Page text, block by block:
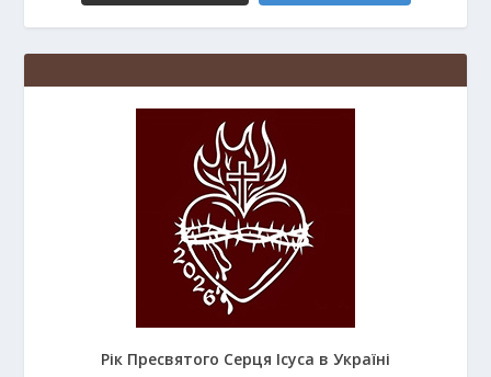
Рік Пресвятого Серця Ісуса в Україні